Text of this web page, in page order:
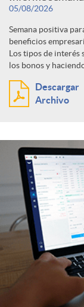
a
s
s
i
o
n
b
e
c
e
r
a
u
l
t
a
d
o
s
ó
n
p
o
c
a
c
a
d
o
r
d
e
c
05/08/2026
Semana positiva
beneficios
Los tipos de interés
los bonos y
Descargar
Archivo